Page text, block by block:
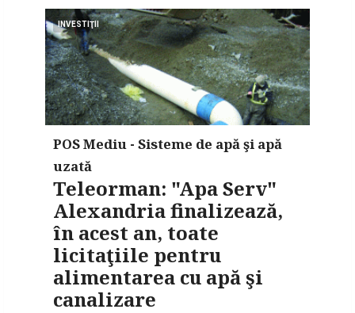
INVESTIŢII
POS Mediu - Sisteme de apă şi apă
uzată
Teleorman: "Apa Serv"
Alexandria finalizează,
în acest an, toate
licitaţiile pentru
alimentarea cu apă şi
canalizare